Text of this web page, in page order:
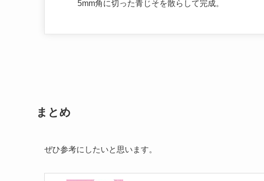
5mm角に切った青じそを散らして完成。
まとめ
ぜひ参考にしたいと思います。